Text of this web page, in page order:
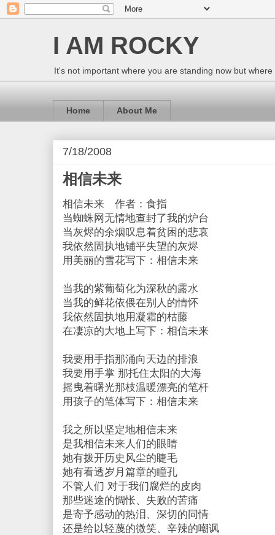
I AM ROCKY
It's not important where you are standing now but
Home About Me
7/18/2008
相信未来
相信未来 作者：食指
当蜘蛛网无情地查封了我的炉台
当灰烬的余烟叹息着贫困的悲哀
我依然固执地铺平失望的灰烬
用美丽的雪花写下：相信未来
当我的紫葡萄化为深秋的露水
当我的鲜花依偎在别人的情怀
我依然固执地用凝霜的枯藤
在凄凉的大地上写下：相信未来
我要用手指那涌向天边的排浪
我要用手掌 那托住太阳的大海
摇曳着曙光那枝温暖漂亮的笔杆
用孩子的笔体写下：相信未来
我之所以坚定地相信未来
是我相信未来人们的眼睛
她有拨开历史风尘的睫毛
她有看透岁月篇章的瞳孔
不管人们 对于我们腐烂的皮肉
那些迷途的惆怅、失败的苦痛
是寄予感动的热泪、深切的同情
还是给以轻蔑的微笑、辛辣的嘲讽